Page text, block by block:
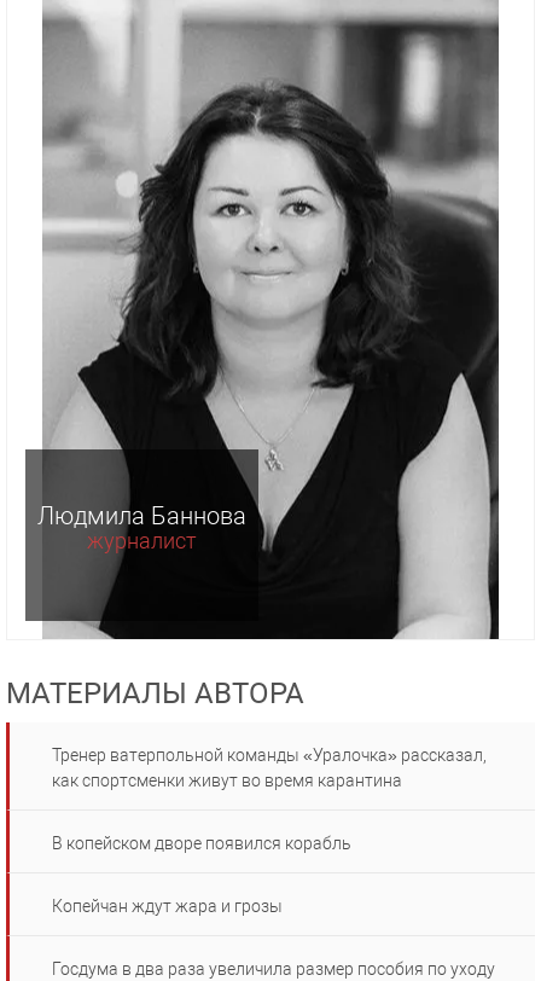
Людмила Баннова
журналист
МАТЕРИАЛЫ АВТОРА
Тренер ватерпольной команды «Уралочка» рассказал,
как спортсменки живут во время карантина
В копейском дворе появился корабль
Копейчан ждут жара и грозы
Госдума в два раза увеличила размер пособия по уходу